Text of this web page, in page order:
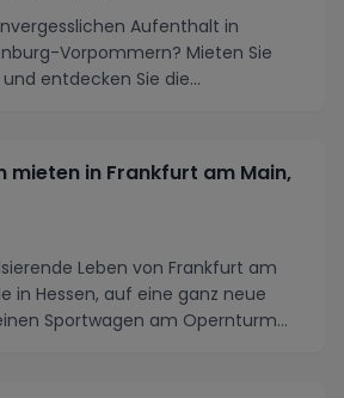
Aufenthalt in
Vorpommern? Mieten Sie
entdecken Sie die
mieten in Frankfurt am Main,
Leben von Frankfurt am
in Hessen, auf eine ganz neue
Sportwagen am Opernturm